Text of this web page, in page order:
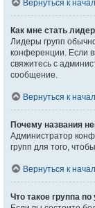
Вернуться к
Как мне стать
Лидеры групп
конференции. Если
свяжитесь с
сообщение.
Вернуться к
Почему названия
Администратор
групп для того,
Вернуться к
Что такое группа